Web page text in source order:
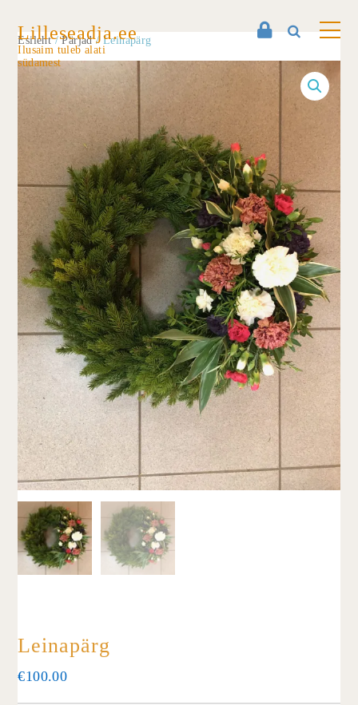
Lilleseadja.ee
Ilusaim tuleb alati
südamest
Esileht/Pärjad/ Leinapärg
Leinapärg
€100.00